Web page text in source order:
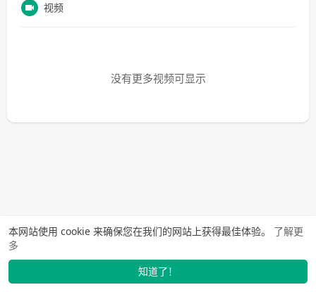
本网站使用 cookie 来确保您在我们的网站上获得最佳体验。 了解更
多
知道了！
视频
没有更多视频可显示
发布